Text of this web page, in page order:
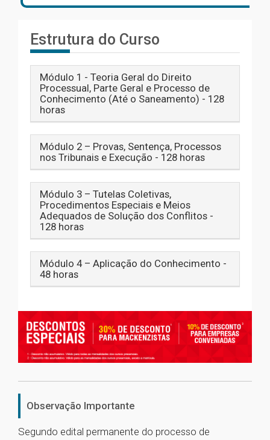
Estrutura do Curso
Módulo 1 - Teoria Geral do Direito
Processual, Parte Geral e Processo de
Conhecimento (Até o Saneamento) - 128
horas
Módulo 2 – Provas, Sentença, Processos
nos Tribunais e Execução - 128 horas
Módulo 3 – Tutelas Coletivas,
Procedimentos Especiais e Meios
Adequados de Solução dos Conflitos -
128 horas
Módulo 4 – Aplicação do Conhecimento -
48 horas
Observação Importante
Segundo edital permanente do processo de